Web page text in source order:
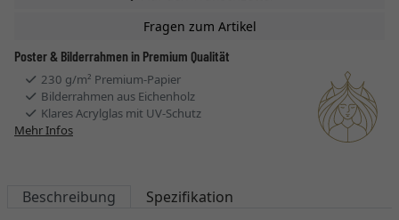
Fragen zum Artikel
Poster & Bilderrahmen in Premium Qualität
230 g/m² Premium-Papier
Bilderrahmen aus Eichenholz
Klares Acrylglas mit UV-Schutz
Mehr Infos
Beschreibung Spezifikation